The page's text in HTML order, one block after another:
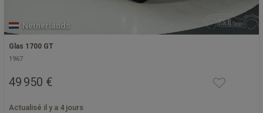
Netherlands
Glas 1700 GT
1967
49 950 €
Actualisé il y a 4 jours